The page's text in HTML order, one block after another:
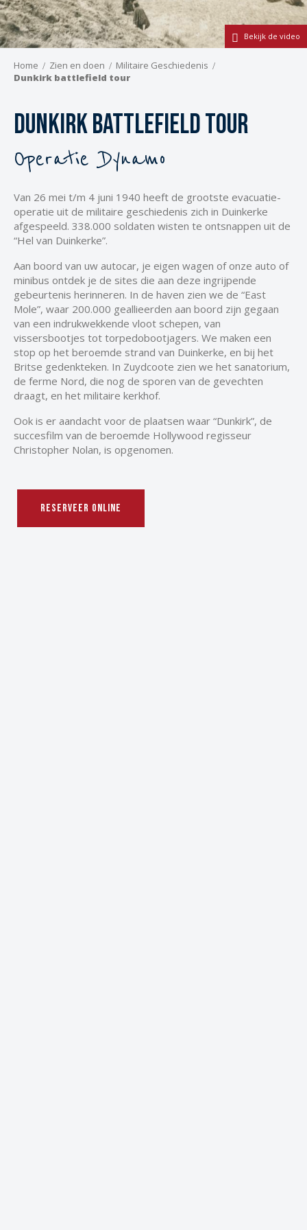
Bekijk de video
Home Zien en doen
Militaire Geschiedenis
Dunkirk battlefield tour
Dunkirk battlefield tour
Operatie Dynamo
Van 26 mei t/m 4 juni 1940 heeft de grootste evacuatie-
operatie uit de militaire geschiedenis zich in Duinkerke
afgespeeld. 338.000 soldaten wisten te ontsnappen uit de
“Hel van Duinkerke”.
Aan boord van uw autocar, je eigen wagen of onze auto of
minibus ontdek je de sites die aan deze ingrijpende
gebeurtenis herinneren. In de haven zien we de “East
Mole”, waar 200.000 geallieerden aan boord zijn gegaan
van een indrukwekkende vloot schepen, van
vissersbootjes tot torpedobootjagers. We maken een
stop op het beroemde strand van Duinkerke, en bij het
Britse gedenkteken. In Zuydcoote zien we het sanatorium,
de ferme Nord, die nog de sporen van de gevechten
draagt, en het militaire kerkhof.
Ook is er aandacht voor de plaatsen waar “Dunkirk”, de
succesfilm van de beroemde Hollywood regisseur
Christopher Nolan, is opgenomen.
RESERVEER ONLINE